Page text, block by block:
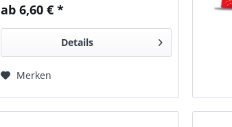
ab 6,60 € *
Details
Merken